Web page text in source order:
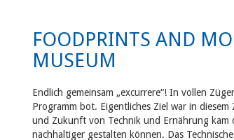
FOODPRINTS AND
MUSEUM
Endlich gemeinsam „excurrere“! In vollen
Programm bot. Eigentliches Ziel war in
und Zukunft von Technik und Ernährung kam
nachhaltiger gestalten können. Das